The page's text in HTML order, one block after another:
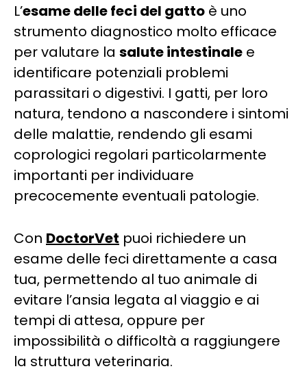
L’esame delle feci del gatto è uno
strumento diagnostico molto efficace
per valutare la salute intestinale e
identificare potenziali problemi
parassitari o digestivi. I gatti, per loro
natura, tendono a nascondere i sintomi
delle malattie, rendendo gli esami
coprologici regolari particolarmente
importanti per individuare
precocemente eventuali patologie.
Con DoctorVet puoi richiedere un
esame delle feci direttamente a casa
tua, permettendo al tuo animale di
evitare l’ansia legata al viaggio e ai
tempi di attesa, oppure per
impossibilità o difficoltà a raggiungere
la struttura veterinaria.